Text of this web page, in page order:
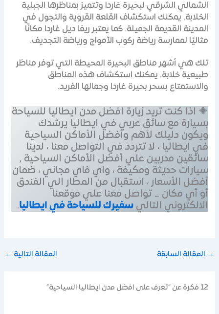
الشمالي الشرقي لبحيرة غاردا وتتميز بمناظرها الجبلية
الخلابة. يمكنك استكشاف القلعة القروية والتجول في
المدينة القديمة الجميلة. كما يعتبر ريفا ديل غاردا مكانًا
مثاليًا لممارسة رياضة ركوب الأمواج ورياضة التجديف.
تلك هي أشهر مناطق البحيرة المحيطة التي توفر مناظر
طبيعية خلابة. يمكنك استكشاف هذه المناطق
والاستمتاع بسحر بحيرة غاردا وجمالها الفريد.
🔶 اذا كنت تريد زيارة افضل مدن ايطاليا للسياحة
بسيارة مع سائق عربي في ايطاليا يرشدك
ويكون دليلك لأهم وأفضل الأماكن السياحية
في ايطاليا ، لا تتردد في التواصل معنا ، لدينا
سائقين مدربين علي أفضل الأماكن السياحية ,
سيارات حديثة ومكيفة ، واي فاي مجاني ، ضمان
أفضل الأسعار ، استقبال من المطار الي الفندق
أو أي مكان … تواصل معنا علي موقعنا
الالكتروني التاليسفيرك للسياحة في ايطاليا.
→ المقالة السابقة المقالة التالية ←
12 فكرة عن “تعرف على افضل مدن ايطاليا السياحية”